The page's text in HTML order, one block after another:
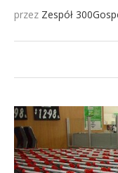
przez Zespół